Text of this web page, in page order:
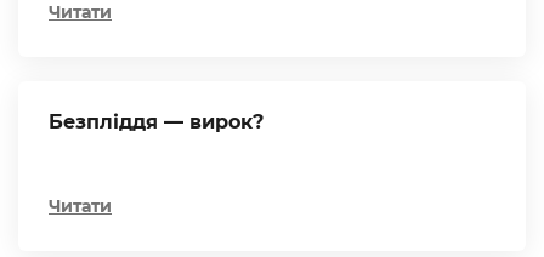
Читати
Безпліддя — вирок?
Читати